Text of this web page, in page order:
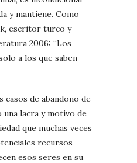
y mantiene. Como
escritor turco y
2006: “Los
a los que saben
casos de abandono de
lacra y motivo de
que muchas veces
recursos
esos seres en su